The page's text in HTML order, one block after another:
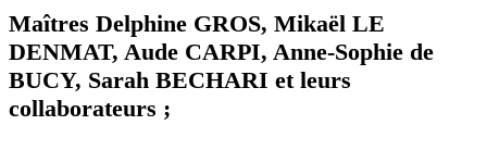
Maîtres Delphine GROS, Mikaël LE
DENMAT, Aude CARPI, Anne-Sophie de
BUCY, Sarah BECHARI et leurs
collaborateurs ;